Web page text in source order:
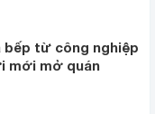
bếp từ công nghiệp
mới mở quán